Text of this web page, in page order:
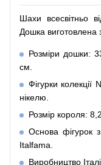
Шахи всесвітньо
Дошка виготовлена
Розміри дошки:
см.
Фігурки колекції
нікелю.
Розмір короля:
Основа фігурок
Italfama.
Виробництво